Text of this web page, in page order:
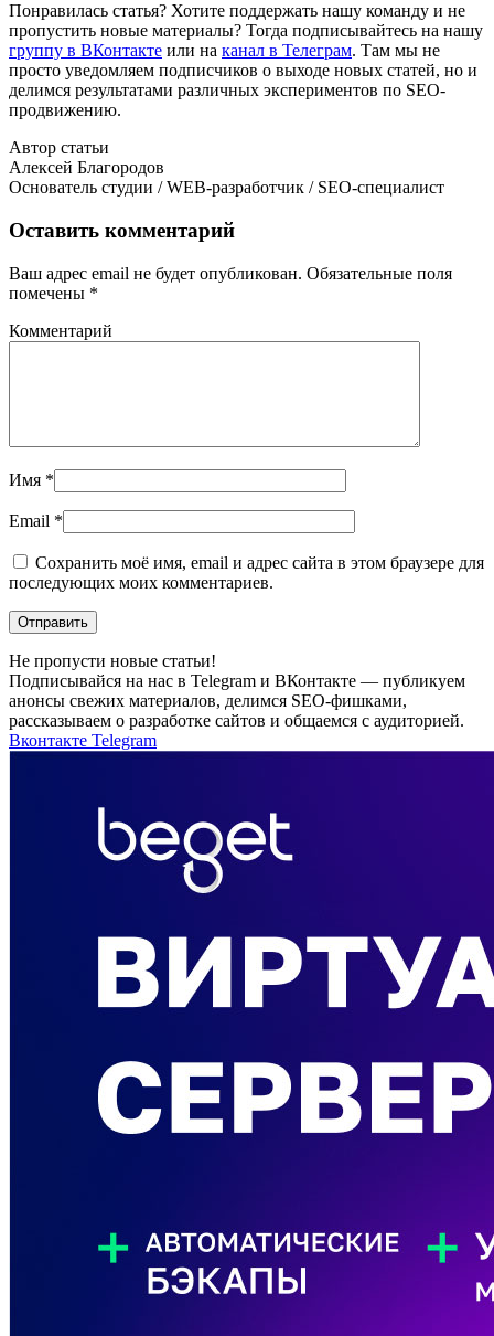
Понравилась статья? Хотите поддержать нашу команду и не
пропустить новые материалы? Тогда подписывайтесь на нашу
группу в ВКонтакте или на канал в Телеграм. Там мы не
просто уведомляем подписчиков о выходе новых статей, но и
делимся результатами различных экспериментов по SEO-
продвижению.
Автор статьи
Алексей Благородов
Основатель студии / WEB-разработчик / SEO-специалист
Оставить комментарий
Ваш адрес email не будет опубликован. Обязательные поля
помечены *
Комментарий
Имя *
Email *
Сохранить моё имя, email и адрес сайта в этом браузере для
последующих моих комментариев.
Не пропусти новые статьи!
Подписывайся на нас в Telegram и ВКонтакте — публикуем
анонсы свежих материалов, делимся SEO-фишками,
рассказываем о разработке сайтов и общаемся с аудиторией.
Вконтакте Telegram